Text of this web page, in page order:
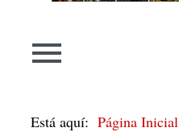
Está aquí:Página Inicial